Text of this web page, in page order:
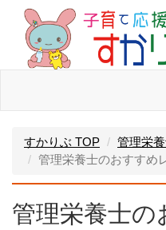
すかりぶ TOP
管理栄
管理栄養士のおすすめ
管理栄養士